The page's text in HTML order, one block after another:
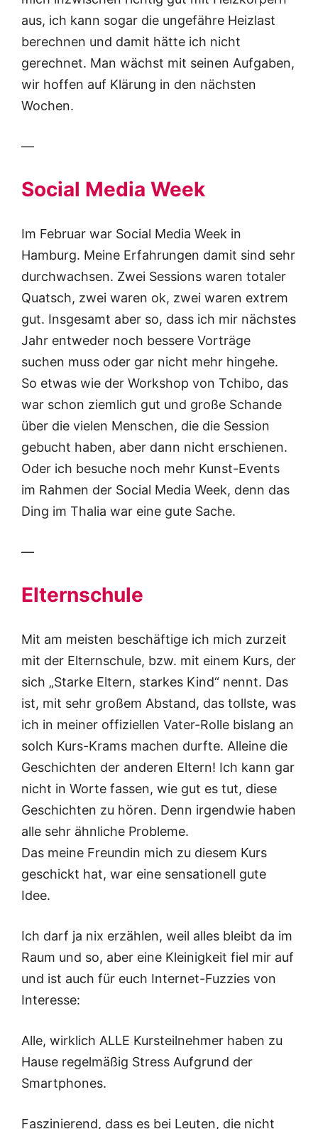
aus, ich kann sogar die ungefähre Heizlast
berechnen und damit hätte ich nicht
gerechnet. Man wächst mit seinen Aufgaben,
wir hoffen auf Klärung in den nächsten
Wochen.
—
Social Media Week
Im Februar war Social Media Week in
Hamburg. Meine Erfahrungen damit sind sehr
durchwachsen. Zwei Sessions waren totaler
Quatsch, zwei waren ok, zwei waren extrem
gut. Insgesamt aber so, dass ich mir nächstes
Jahr entweder noch bessere Vorträge
suchen muss oder gar nicht mehr hingehe.
So etwas wie der Workshop von Tchibo, das
war schon ziemlich gut und große Schande
über die vielen Menschen, die die Session
gebucht haben, aber dann nicht erschienen.
Oder ich besuche noch mehr Kunst-Events
im Rahmen der Social Media Week, denn das
Ding im Thalia war eine gute Sache.
—
Elternschule
Mit am meisten beschäftige ich mich zurzeit
mit der Elternschule, bzw. mit einem Kurs, der
sich „Starke Eltern, starkes Kind“ nennt. Das
ist, mit sehr großem Abstand, das tollste, was
ich in meiner offiziellen Vater-Rolle bislang an
solch Kurs-Krams machen durfte. Alleine die
Geschichten der anderen Eltern! Ich kann gar
nicht in Worte fassen, wie gut es tut, diese
Geschichten zu hören. Denn irgendwie haben
alle sehr ähnliche Probleme.
Das meine Freundin mich zu diesem Kurs
geschickt hat, war eine sensationell gute
Idee.
Ich darf ja nix erzählen, weil alles bleibt da im
Raum und so, aber eine Kleinigkeit fiel mir auf
und ist auch für euch Internet-Fuzzies von
Interesse:
Alle, wirklich ALLE Kursteilnehmer haben zu
Hause regelmäßig Stress Aufgrund der
Smartphones.
Faszinierend, dass es bei Leuten, die nicht